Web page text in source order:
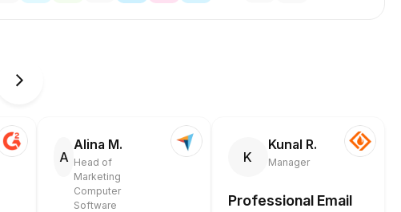
A
Alina M.
Head of
Marketing
Computer
Software
K
Kunal R.
Manager
Professional Email